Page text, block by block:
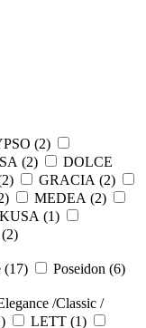
(2)
(2)
DOLCE
2) GRACIA (2)
) MEDEA (2)
(1)
2)
(17) Poseidon (6)
/Classic /
) LETT (1)